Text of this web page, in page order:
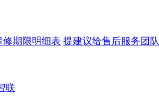
修期限明细表 提建议给售后服务团队
联